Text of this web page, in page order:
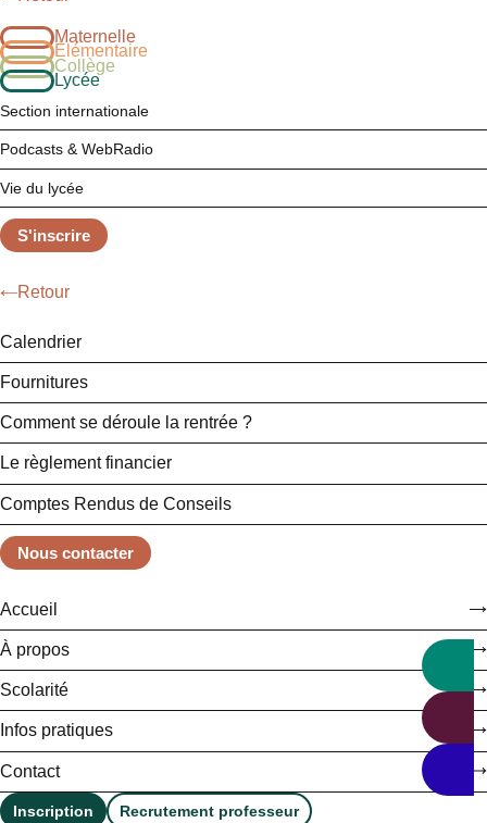
Maternelle
Élémentaire
Collège
Lycée
Section internationale
Podcasts & WebRadio
Vie du lycée
S'inscrire
Retour
Calendrier
Fournitures
Comment se déroule la rentrée ?
Le règlement financier
Comptes Rendus de Conseils
Nous contacter
Accueil
À propos
Scolarité
Infos pratiques
Contact
Inscription Recrutement professeur